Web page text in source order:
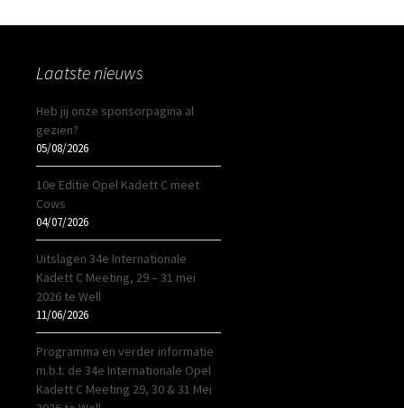
Laatste nieuws
Heb jij onze sponsorpagina al
gezien?
05/08/2026
10e Editie Opel Kadett C meet
Cows
04/07/2026
Uitslagen 34e Internationale
Kadett C Meeting, 29 – 31 mei
2026 te Well
11/06/2026
Programma en verder informatie
m.b.t. de 34e Internationale Opel
Kadett C Meeting 29, 30 & 31 Mei